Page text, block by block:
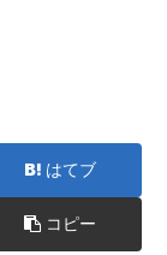
はてブ
コピー